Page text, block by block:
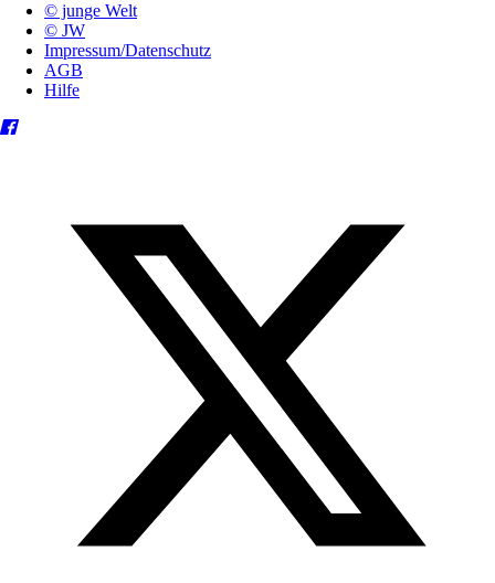
© junge Welt
© JW
Impressum/Datenschutz
AGB
Hilfe